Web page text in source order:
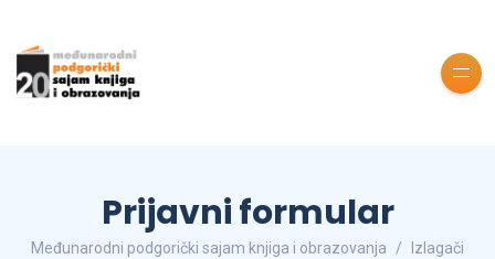
Prijavni formular
Međunarodni podgorički sajam knjiga i obrazovanja
Izlagači